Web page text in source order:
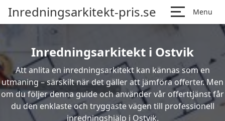
Inredningsarkitekt-pris.se Menu
Inredningsarkitekt i Ostvik
Att anlita en inredningsarkitekt kan kännas som en
utmaning – särskilt när det gäller att jämföra offerter. Men
om du följer denna guide och använder vår offerttjänst får
du den enklaste och tryggaste vägen till professionell
inredningshjälp i Ostvik.